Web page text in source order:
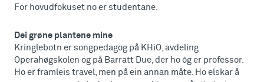
For hovudfokuset no er studentane.
Dei grøne plantene mine
Kringlebotn er songpedagog på KHiO, avdeling
Operahøgskolen og på Barratt Due, der ho òg er professor.
Ho er framleis travel, men på ein annan måte. Ho elskar å